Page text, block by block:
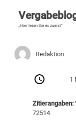
„Hier lesen Sie es zuerst“
Redaktion
1
Zitierangaben:
72514